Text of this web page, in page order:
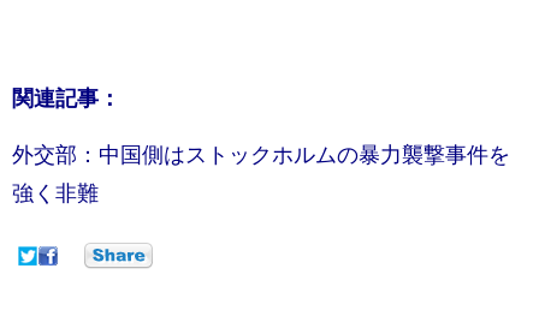
関連記事：
外交部：中国側はストックホルムの暴力襲撃事件を
強く非難